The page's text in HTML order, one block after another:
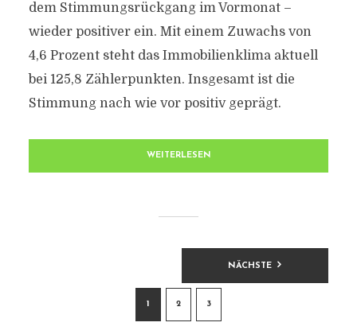
dem Stimmungsrückgang im Vormonat –
wieder positiver ein. Mit einem Zuwachs von
4,6 Prozent steht das Immobilienklima aktuell
bei 125,8 Zählerpunkten. Insgesamt ist die
Stimmung nach wie vor positiv geprägt.
WEITERLESEN
BEITRAGSNAVIGATION
1 2 3
NÄCHSTE